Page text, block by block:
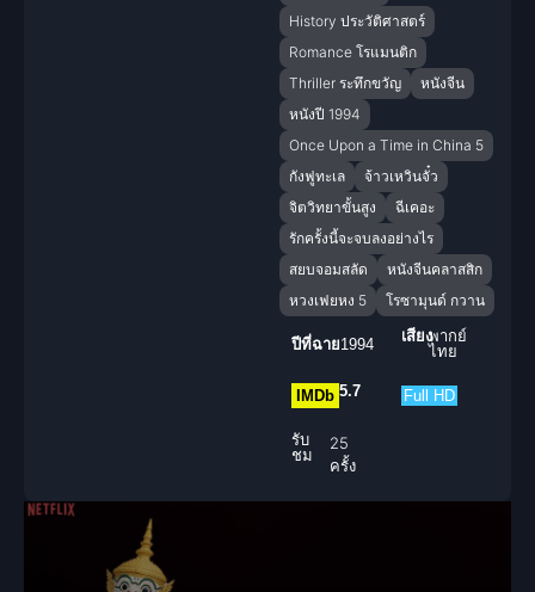
History ประวัติศาสตร์
Romance โรแมนติก
Thriller ระทึกขวัญ
หนังจีน
หนังปี 1994
Once Upon a Time in China 5
กังฟูทะเล
จ้าวเหวินจั๋ว
จิตวิทยาขั้นสูง
ฉีเคอะ
รักครั้งนี้จะจบลงอย่างไร
สยบจอมสลัด
หนังจีนคลาสสิก
หวงเฟยหง 5
โรซามุนด์ กวาน
ปีที่ฉาย1994 เสียงพากย์
ไทย
IMDb 5.7 Full HD
รับ
ชม
25
ครั้ง